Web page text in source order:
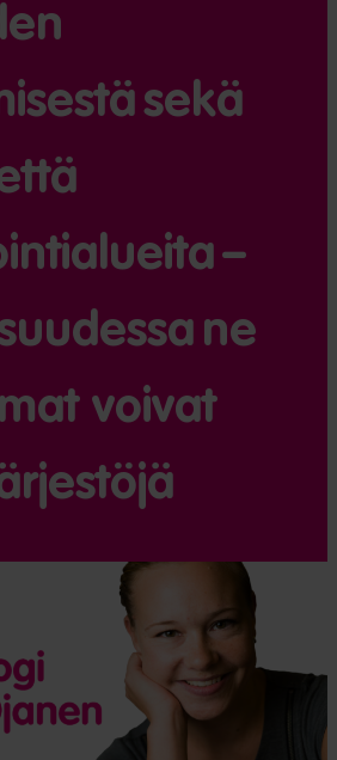
sekä
–
ne
voivat